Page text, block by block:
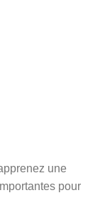
une
pour